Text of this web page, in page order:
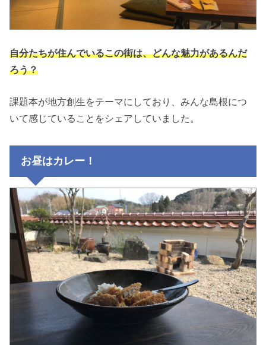
自分たちが住んでいるこの街は、どんな魅力があるんだ
ろう？
課題本が地方創生をテーマにしており、みんな島根につ
いて感じていることをシェアしていました。
お昼はカレー！